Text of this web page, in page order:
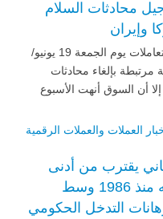
محادثات السلام
وإيران
شهدت أسعار النفط ارتفاعًا في ختام تعاملات يوم الجمعة 19 يونيو/
بإلغاء محادثات
أن السوق أنهت الأسبوع
العملات والعملات الرقمية
يقترب من أدنى
مستوياته منذ 1986 وسط
التدخل الحكومي